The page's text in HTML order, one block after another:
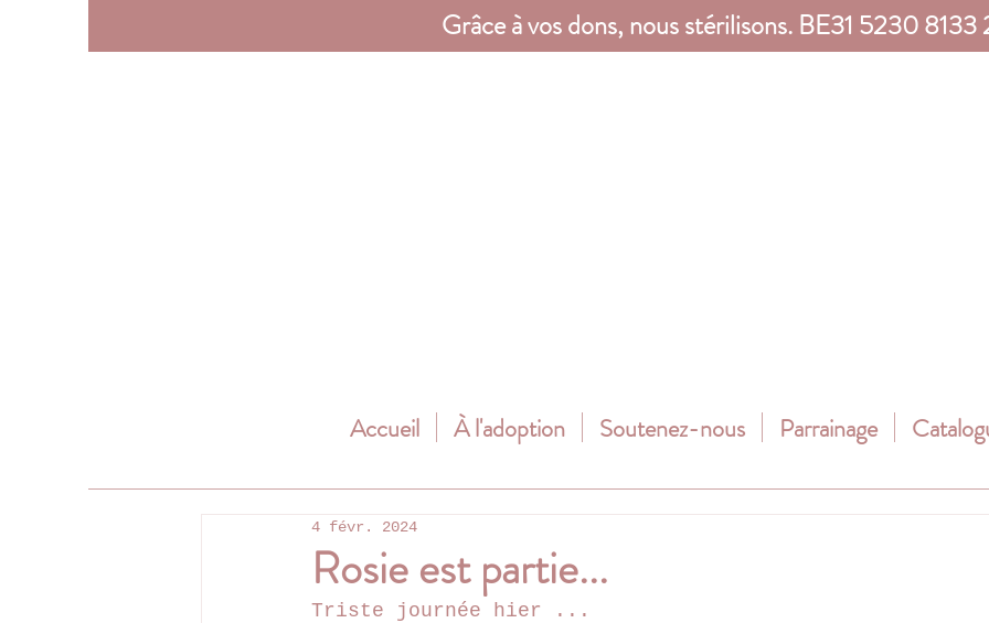
Grâce à vos dons, nous stérilisons. BE31 5230
Accueil À l'adoption Soutenez-nous Parrainage
Rosie est partie...
4 févr. 2024
Triste journée hier ...